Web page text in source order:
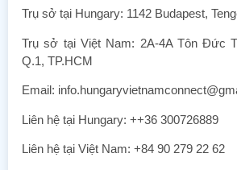
Trụ sở tại Hungary: 1142 Budapest,
Trụ sở tại Việt Nam: 2A-4A Tôn Đức
Q.1, TP.HCM
Email:
Liên hệ tại Hungary: ++36 300726889
Liên hệ tại Việt Nam: +84 90 279 22 62